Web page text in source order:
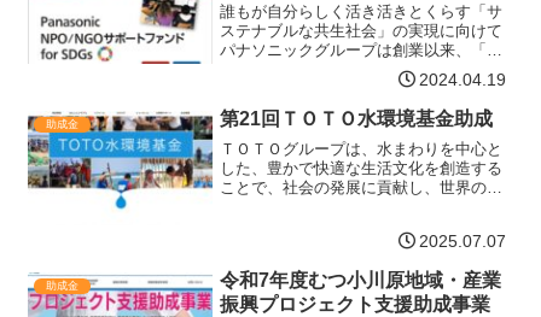
誰もが自分らしく活き活きとくらす「サ
ステナブルな共生社会」の実現に向けて
パナソニックグループは創業以来、「社
会生活の向上」と「世界文化の進展」に
向けて、事業活動とともに企業市民活動
を通じて社会課題の解決や、より良いく
らしの創造と世界中の人々…【詳細はコ
チラ】
2024.04.19
助成金 第21回ＴＯＴＯ水環境基金助成
ＴＯＴＯグループは、水まわりを中心と
した、豊かで快適な生活文化を創造する
ことで、社会の発展に貢献し、世界の
企業の事業活動による貢献だけでなく、
コチラ】
2025.07.07
助成金
令和7年度むつ小川原地域・産業
振興プロジェクト支援助成事業